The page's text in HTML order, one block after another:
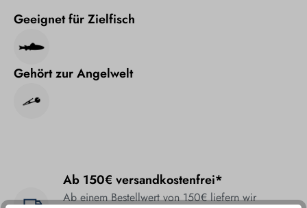
Geeignet für Zielfisch
Gehört zur Angelwelt
Ab 150€ versandkostenfrei*
Ab einem Bestellwert von 150€ liefern wir